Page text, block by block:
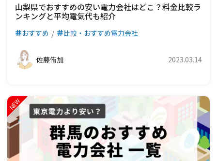
山梨県でおすすめの安い電力会社はどこ？料金比較ラ
ンキングと平均電気代も紹介
おすすめ 比較・おすすめ電力会社
佐藤侑加 2023.03.14